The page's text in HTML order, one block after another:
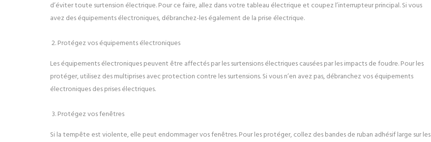
d’éviter toute surtension électrique. Pour ce faire, allez dans votre tableau électrique et coupez l’interrupteur principal. Si vous
avez des équipements électroniques, débranchez-les également de la prise électrique.
Protégez vos équipements électroniques
Les équipements électroniques peuvent être affectés par les surtensions électriques causées par les impacts de foudre. Pour les
protéger, utilisez des multiprises avec protection contre les surtensions. Si vous n’en avez pas, débranchez vos équipements
électroniques des prises électriques.
Protégez vos fenêtres
Si la tempête est violente, elle peut endommager vos fenêtres. Pour les protéger, collez des bandes de ruban adhésif large sur les